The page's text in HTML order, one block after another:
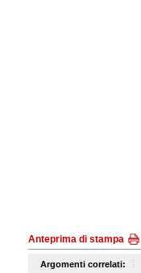
Anteprima di stampa
Argomenti correlati: